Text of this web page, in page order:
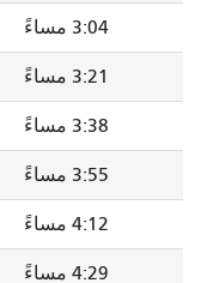
3:23 مساءً
3:40 مساءً
3:57 مساءً
4:14 مساءً
4:31 مساءً
4:48 مساءً